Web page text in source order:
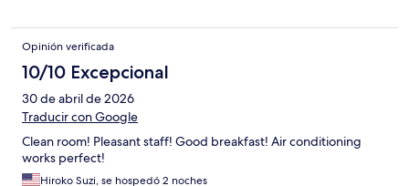
Opinión verificada
10/10 Excepcional
30 de abril de 2026
Traducir con Google
Clean room! Pleasant staff! Good breakfast! Air conditioning
works perfect!
Hiroko Suzi, se hospedó 2 noches